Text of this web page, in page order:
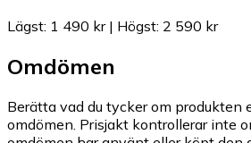
Lägst: 1 490 kr| Högst: 2 590 kr
Omdömen
Berätta vad du tycker om produkten
omdömen. Prisjakt kontrollerar inte